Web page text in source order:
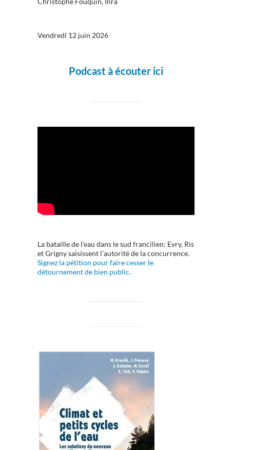
Vendredi 12 juin 2026
Podcast à écouter ici
La bataille de l'eau dans le sud francilien: Evry, Ris
et Grigny saisissent l'autorité de la concurrence.
Signez la pétition pour faire cesser le
détournement de bien public.